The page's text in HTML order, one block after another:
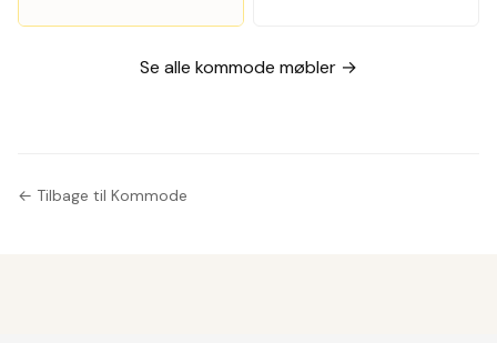
AP Møbler,
Se alle kommode møbler →
← Tilbage til Kommode